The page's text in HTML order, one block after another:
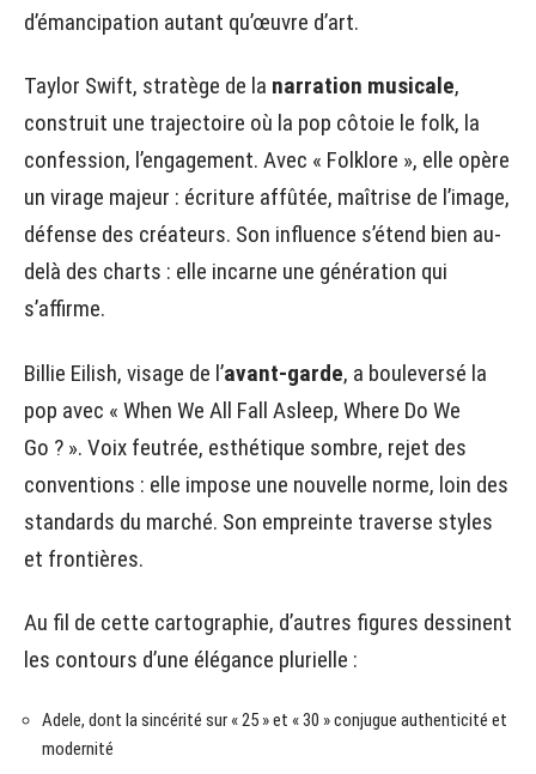
d’émancipation autant qu’œuvre d’art.
Taylor Swift, stratège de la narration musicale,
construit une trajectoire où la pop côtoie le folk, la
confession, l’engagement. Avec « Folklore », elle opère
un virage majeur : écriture affûtée, maîtrise de l’image,
défense des créateurs. Son influence s’étend bien au-
delà des charts : elle incarne une génération qui
s’affirme.
Billie Eilish, visage de l’avant-garde, a bouleversé la
pop avec « When We All Fall Asleep, Where Do We
Go ? ». Voix feutrée, esthétique sombre, rejet des
conventions : elle impose une nouvelle norme, loin des
standards du marché. Son empreinte traverse styles
et frontières.
Au fil de cette cartographie, d’autres figures dessinent
les contours d’une élégance plurielle :
Adele, dont la sincérité sur « 25 » et « 30 » conjugue authenticité et
modernité